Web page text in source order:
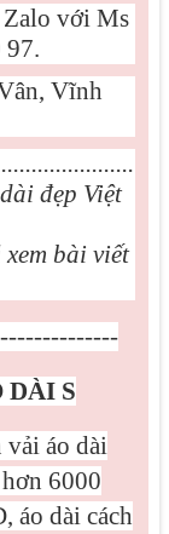
Zalo với Ms
97.
Vĩnh
đẹp Việt
bài viết
DÀI S
áo dài
6000
áo dài cách